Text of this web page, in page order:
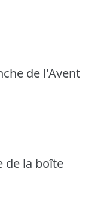
de l'Avent
de la boîte